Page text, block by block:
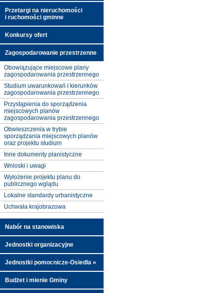
Przetargi na nieruchomości
i ruchomości gminne
Konkursy ofert
Zagospodarowanie przestrzenne
Obowiązujące miejscowe plany
zagospodarowania przestrzennego
Studium uwarunkowań i kierunków
zagospodarowania przestrzennego
Przystąpienia do sporządzenia
miejscowych planów
zagospodarowania przestrzennego
Obwieszczenia w trybie
sporządzania miejscowych planów
oraz projektu studium
Inne dokumenty planistyczne
Wnioski i uwagi
Wyłożenie projektu planu do
publicznego wglądu
Lokalne standardy urbanistyczne
Uchwała krajobrazowa
Nabór na stanowiska
Jednostki organizacyjne
Jednostki pomocnicze-Osiedla »
Budżet i mienie Gminy